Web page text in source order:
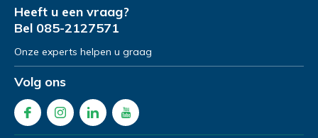
Heeft u een vraag?
Bel 085-2127571
Onze experts helpen u graag
Volg ons